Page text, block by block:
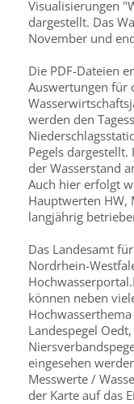
Visualisierungen
dargestellt. Das
November und
Die PDF-Dateien
Auswertungen für
werden den
Pegels
der Wasserstand
Auch hier erfolgt
Hauptwerten HW,
langjährig
Das Landesamt
Nordrhein-
können neben
Landespegel
eingesehen
Messwerte /
der Karte auf das